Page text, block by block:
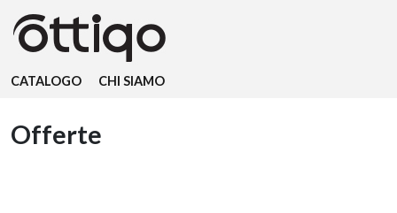
CATALOGO CHI SIAMO
Offerte